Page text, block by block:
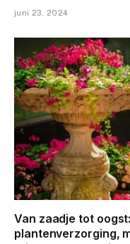
juni 23, 2024
Van zaadje tot
plantenverzorging,